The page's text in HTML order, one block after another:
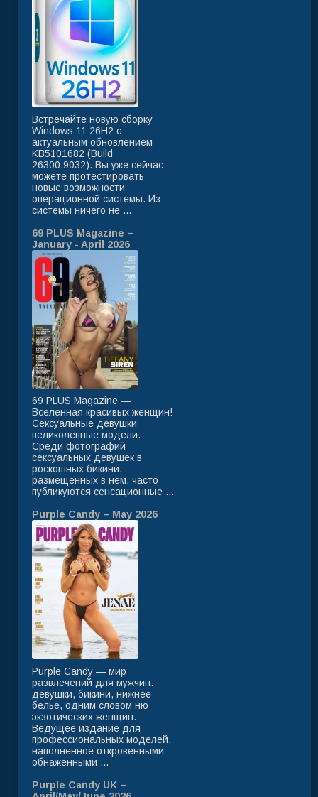
Встречайте новую сборку
Windows 11 26H2 с
актуальным обновлением
KB5101682 (Build
26300.9032). Вы уже сейчас
можете протестировать
новые возможности
операционной системы. Из
системы ничего не ...
69 PLUS Magazine –
January - April 2026
69 PLUS Magazine —
Вселенная красивых женщин!
Сексуальные девушки
великолепные модели.
Среди фотографий
сексуальных девушек в
роскошных бикини,
размещенных в нем, часто
публикуются сенсационные ...
Purple Candy – May 2026
Purple Candy — мир
развлечений для мужчин:
девушки, бикини, нижнее
белье, одним словом ню
экзотических женщин.
Ведущее издание для
профессиональных моделей,
наполненное откровенными
обнаженными ...
Purple Candy UK –